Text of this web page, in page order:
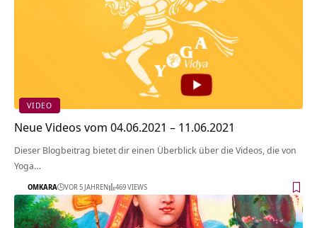
VIDEO
Neue Videos vom 04.06.2021 – 11.06.2021
Dieser Blogbeitrag bietet dir einen Überblick über die Videos, die von
Yoga…
OMKARA VOR 5 JAHREN 469 VIEWS